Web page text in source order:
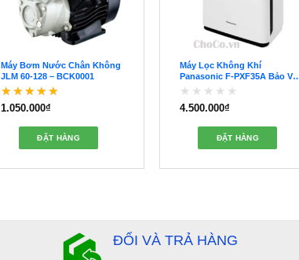
Máy Bơm Nước Chân Không
JLM 60-128 – BCK0001
Được xếp hạng
1.050.000₫
ĐẶT HÀNG
Máy Lọc Không Khí
Panasonic F-PXF35A Bảo Vệ
Sức Khỏe Gia Đình –
Được
sao
4.500.000₫
ĐẶT HÀNG
ĐỔI VÀ TRẢ HÀNG